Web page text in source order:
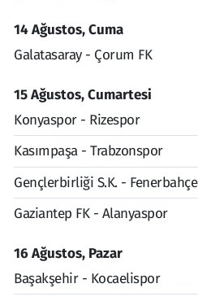
14 Ağustos, Cuma
Galatasaray - Çorum FK
15 Ağustos, Cumartesi
Konyaspor - Rizespor
Kasımpaşa - Trabzonspor
Gençlerbirliği S.K. - Fenerbahçe
Gaziantep FK - Alanyaspor
16 Ağustos, Pazar
Başakşehir - Kocaelispor